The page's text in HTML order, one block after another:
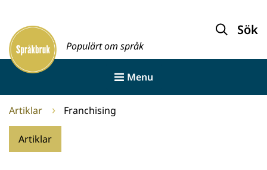
innehållet
Framsida
Populärt om språk
Sök
Menu
Artiklar Franchising
Artiklar